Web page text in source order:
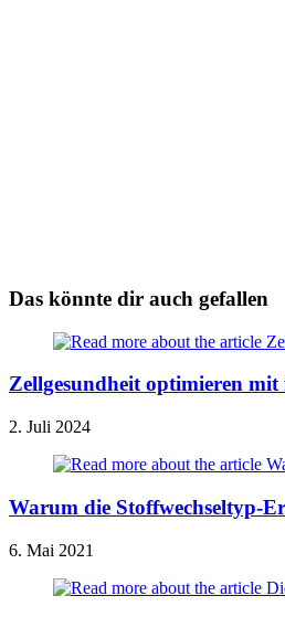
Das könnte dir auch gefallen
Zellgesundheit optimieren mit
2. Juli 2024
Warum die Stoffwechseltyp-
6. Mai 2021